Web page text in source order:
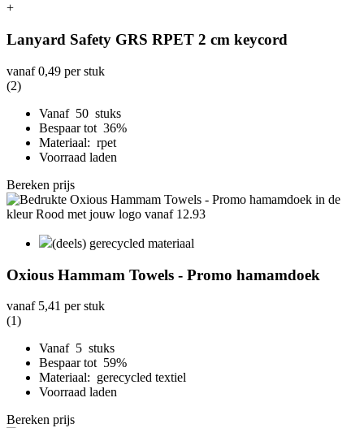
+
Lanyard Safety GRS RPET 2 cm keycord
vanaf0,49 per stuk
(2)
Vanaf 50 stuks
Bespaar tot 36%
Materiaal: rpet
Voorraad laden
Bereken prijs
(deels) gerecycled materiaal
Oxious Hammam Towels - Promo hamamdoek
vanaf 5,41 per stuk
(1)
Vanaf 5 stuks
Bespaar tot 59%
Materiaal: gerecycled textiel
Voorraad laden
Bereken prijs